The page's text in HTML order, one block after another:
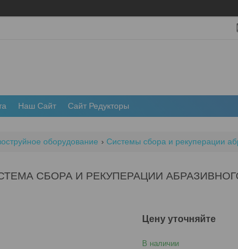
Наш Сайт Сайт Редукторы
оборудование Системы сбора и рекуперации
СБОРА И РЕКУПЕРАЦИИ
Цену уточняйте
В наличии